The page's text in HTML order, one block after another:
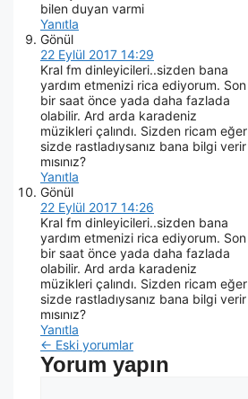
bilen duyan varmi
Yanıtla
Gönül
22 Eylül 2017 14:29
Kral fm dinleyicileri..sizden bana
yardım etmenizi rica ediyorum. Son
bir saat önce yada daha fazlada
olabilir. Ard arda karadeniz
müzikleri çalındı. Sizden ricam eğer
sizde rastladıysanız bana bilgi verir
mısınız?
Yanıtla
Gönül
22 Eylül 2017 14:26
Kral fm dinleyicileri..sizden bana
yardım etmenizi rica ediyorum. Son
bir saat önce yada daha fazlada
olabilir. Ard arda karadeniz
müzikleri çalındı. Sizden ricam eğer
sizde rastladıysanız bana bilgi verir
mısınız?
Yanıtla
← Eski yorumlar
Yorum yapın